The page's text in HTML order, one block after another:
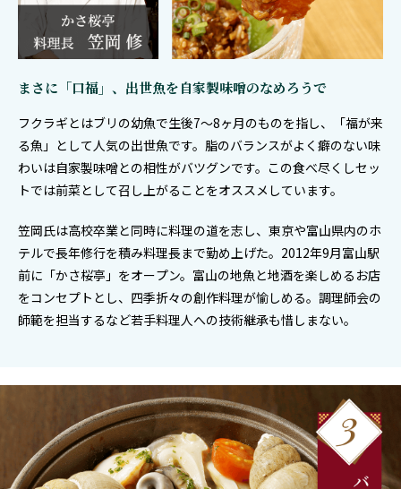
まさに「口福」、出世魚を自家製味噌のなめろうで
フクラギとはブリの幼魚で生後7～8ヶ月のものを指し、「福が来
る魚」として人気の出世魚です。脂のバランスがよく癖のない味
わいは自家製味噌との相性がバツグンです。この食べ尽くしセッ
トでは前菜として召し上がることをオススメしています。
笠岡氏は高校卒業と同時に料理の道を志し、東京や富山県内のホ
テルで長年修行を積み料理長まで勤め上げた。2012年9月富山駅
前に「かさ桜亭」をオープン。富山の地魚と地酒を楽しめるお店
をコンセプトとし、四季折々の創作料理が愉しめる。調理師会の
師範を担当するなど若手料理人への技術継承も惜しまない。